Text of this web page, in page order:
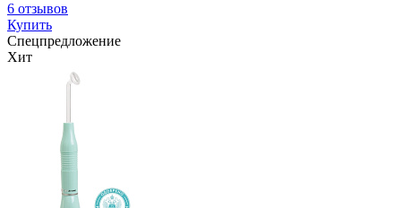
6 отзывов
Купить
Спецпредложение
Хит